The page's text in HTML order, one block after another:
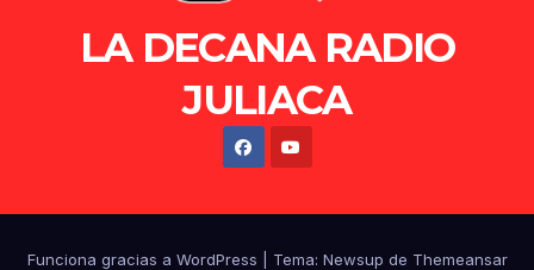
LA DECANA RADIO
JULIACA
Funciona gracias a WordPress Tema: Newsup de Themeansar